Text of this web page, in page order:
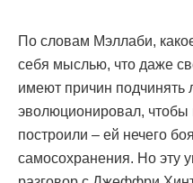
По словам Мэллаби,
себя мыслью, что даже
имеют причин подчинять
эволюционировал,
построили – ей нечего
самосохранения. Но эту